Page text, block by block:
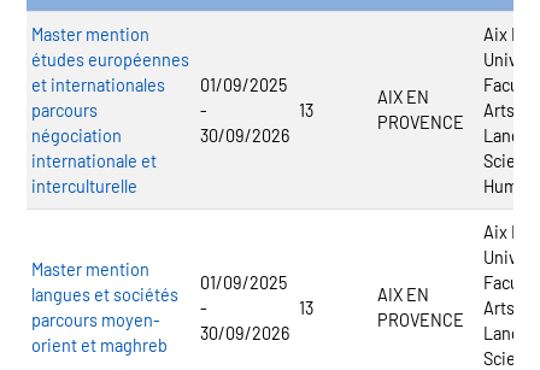
Master mention
études européennes
et internationales
parcours
négociation
internationale et
interculturelle
01/09/2025
-
30/09/2026
13
AIX EN
PROVENCE
Aix
Arts,
Master mention
langues et sociétés
parcours moyen-
orient et maghreb
01/09/2025
-
30/09/2026
13
AIX EN
PROVENCE
Aix
Arts,